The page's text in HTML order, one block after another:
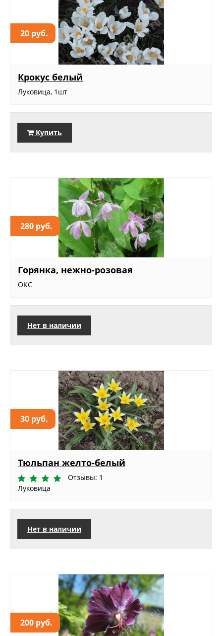
20 руб.
Крокус белый
Луковица, 1шт
Купить
280 руб.
Горянка, нежно-розовая
ОКС
Нет в наличии
30 руб.
Тюльпан желто-белый
Отзывы: 1
Луковица
Нет в наличии
200 руб.